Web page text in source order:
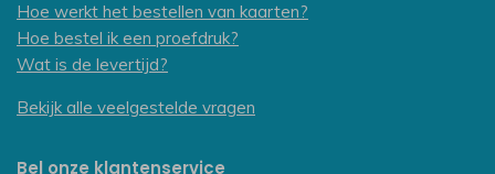
Hoe werkt het bestellen van kaarten?
Hoe bestel ik een proefdruk?
Wat is de levertijd?
Bekijk alle veelgestelde vragen
Bel onze klantenservice